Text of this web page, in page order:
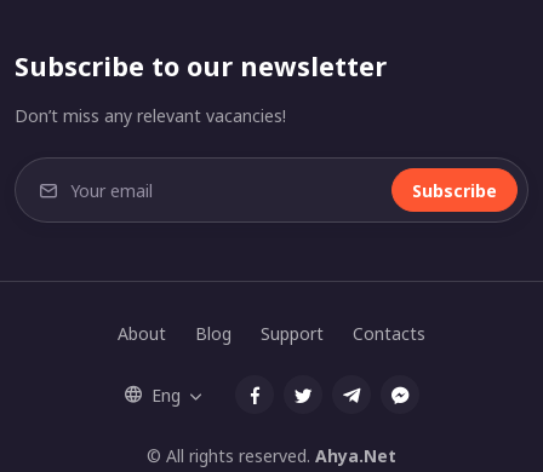
Subscribe to our newsletter
Don’t miss any relevant vacancies!
Subscribe
© All rights reserved. Ahya.Net
About Blog Support Contacts
Eng